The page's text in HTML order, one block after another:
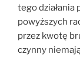
tego działania
powyższych
przez kwotę
czynny